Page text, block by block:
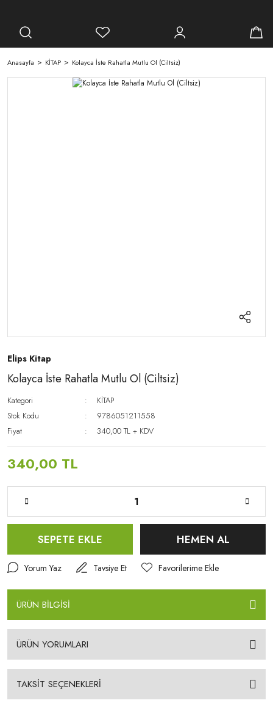
Anasayfa KİTAP Kolayca İste Rahatla Mutlu Ol (Ciltsiz)
Elips Kitap
Kolayca İste Rahatla Mutlu Ol (Ciltsiz)
Kategori
KİTAP
Stok Kodu
9786051211558
Fiyat
340,00 TL + KDV
340,00 TL
SEPETE EKLE HEMEN AL
Yorum Yaz Tavsiye Et
ÜRÜN BİLGİSİ
ÜRÜN YORUMLARI
TAKSİT SEÇENEKLERİ